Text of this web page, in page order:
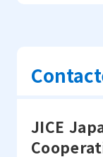
début
JICE